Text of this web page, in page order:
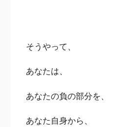
そうやって、
あなたは、
あなたの負の部分を、
あなた自身から、